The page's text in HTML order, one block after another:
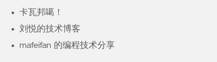
卡瓦邦噶！
刘悦的技术博客
mafeifan 的编程技术分享